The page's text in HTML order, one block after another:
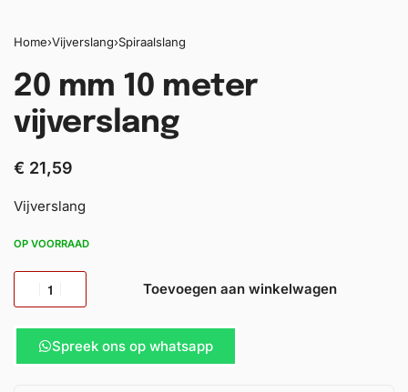
Home›Vijverslang›Spiraalslang
20 mm 10 meter
vijverslang
€ 21,59
Vijverslang
OP VOORRAAD
Toevoegen aan winkelwagen
Spreek ons op whatsapp